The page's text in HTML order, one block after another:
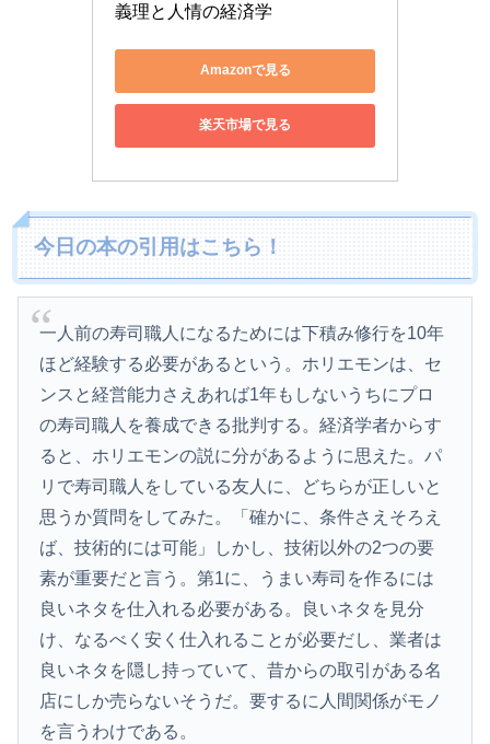
義理と人情の経済学
Amazonで見る
楽天市場で見る
今日の本の引用はこちら！
一人前の寿司職人になるためには下積み修行を10年
ほど経験する必要があるという。ホリエモンは、セ
ンスと経営能力さえあれば1年もしないうちにプロ
の寿司職人を養成できる批判する。経済学者からす
ると、ホリエモンの説に分があるように思えた。パ
リで寿司職人をしている友人に、どちらが正しいと
思うか質問をしてみた。「確かに、条件さえそろえ
ば、技術的には可能」しかし、技術以外の2つの要
素が重要だと言う。第1に、うまい寿司を作るには
良いネタを仕入れる必要がある。良いネタを見分
け、なるべく安く仕入れることが必要だし、業者は
良いネタを隠し持っていて、昔からの取引がある名
店にしか売らないそうだ。要するに人間関係がモノ
を言うわけである。